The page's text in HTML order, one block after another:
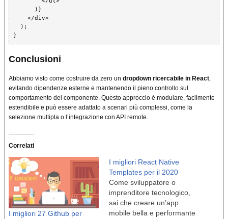
Conclusioni
Abbiamo visto come costruire da zero un dropdown ricercabile in React,
evitando dipendenze esterne e mantenendo il pieno controllo sul
comportamento del componente. Questo approccio è modulare, facilmente
estendibile e può essere adattato a scenari più complessi, come la
selezione multipla o l’integrazione con API remote.
Correlati
I migliori 27 Github per
I migliori React Native
Templates per il 2020
Come sviluppatore o
imprenditore tecnologico,
sai che creare un’app
mobile bella e performante